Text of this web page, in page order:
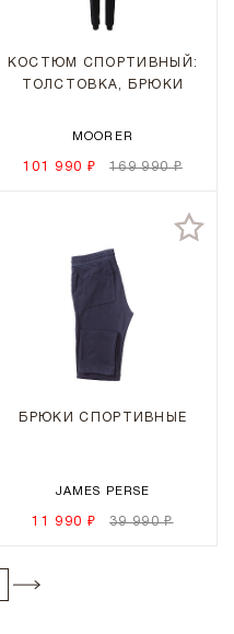
КОСТЮМ СПОРТИВНЫЙ:
ТОЛСТОВКА, БРЮКИ
MOORER
101 990 ₽ 169 990 ₽
БРЮКИ СПОРТИВНЫЕ
JAMES PERSE
11 990 ₽ 39 990 ₽